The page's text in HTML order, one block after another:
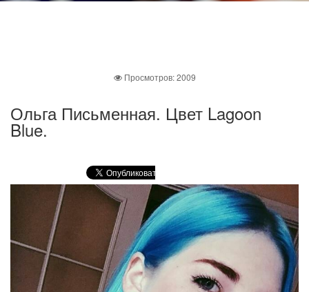
Просмотров: 2009
Ольга Письменная. Цвет Lagoon
Blue.